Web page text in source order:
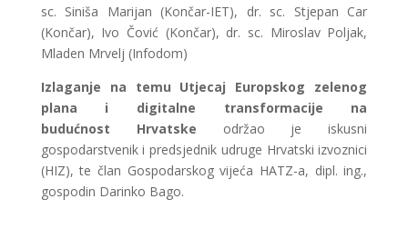
sc. Siniša Marijan (Končar-IET), dr. sc. Stjepan Car
(Končar), Ivo Čović (Končar), dr. sc. Miroslav Poljak,
Mladen Mrvelj (Infodom)
Izlaganje na temu Utjecaj Europskog zelenog
plana i digitalne transformacije na
budućnost Hrvatske održao je iskusni
gospodarstvenik i predsjednik udruge Hrvatski izvoznici
(HIZ), te član Gospodarskog vijeća HATZ-a, dipl. ing.,
gospodin Darinko Bago.